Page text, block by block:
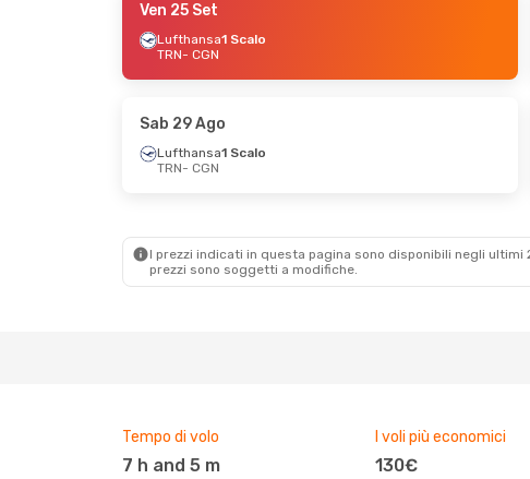
- Lun 12 Ott
- Lun 31 Ago
CGN
- TRN
Ven 25 Set
Lufthansa1 Scalo
TRN- CGN
Sab 29 Ago
Lufthansa1 Scalo
TRN- CGN
I prezzi indicati in questa pagina sono disponibili negli
prezzi sono soggetti a modifiche.
Tempo di volo
7 h and 5 m
I voli più economici
130€